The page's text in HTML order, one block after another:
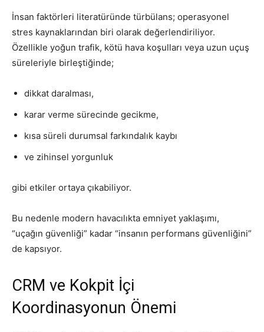
İnsan faktörleri literatüründe türbülans; operasyonel
stres kaynaklarından biri olarak değerlendiriliyor.
Özellikle yoğun trafik, kötü hava koşulları veya uzun uçuş
süreleriyle birleştiğinde;
dikkat daralması,
karar verme sürecinde gecikme,
kısa süreli durumsal farkındalık kaybı
ve zihinsel yorgunluk
gibi etkiler ortaya çıkabiliyor.
Bu nedenle modern havacılıkta emniyet yaklaşımı,
“uçağın güvenliği” kadar “insanın performans güvenliğini”
de kapsıyor.
CRM ve Kokpit İçi
Koordinasyonun Önemi